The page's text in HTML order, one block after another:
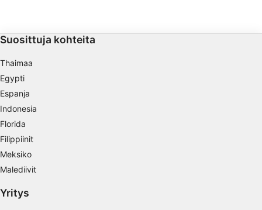
Suosittuja kohteita
Thaimaa
Egypti
Espanja
Indonesia
Florida
Filippiinit
Meksiko
Malediivit
Yritys
IAB:n käsittelytarkoitukset:
laitteella olevien tietojen käyttö
Rajoitettujen tietojen käyttö mainosten
valitsemiseksi
muodostaminen
Profiilien käyttö kohdennetun mainonnan